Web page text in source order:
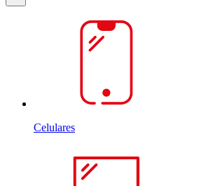
Celulares